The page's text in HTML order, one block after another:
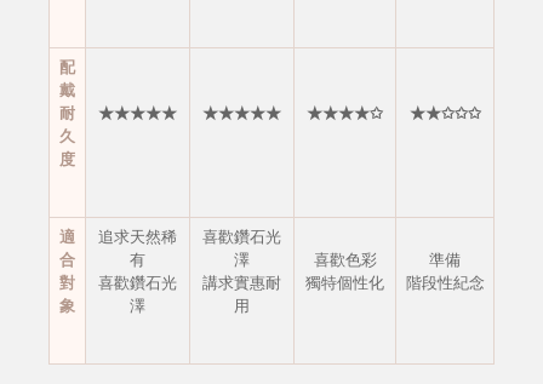
配
戴
耐
久
度
★★★★★ ★★★★★ ★★★★✩ ★★✩✩✩
適
合
對
象
追求天然稀
有
喜歡鑽石光
澤
喜歡鑽石光
澤
講求實惠耐
用
喜歡色彩
獨特個性化
準備
階段性紀念